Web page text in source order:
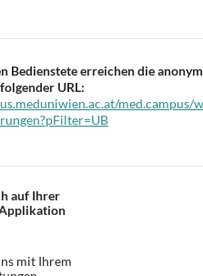
Bedienstete erreichen die
URL:
med.campus/
auf Ihrer
mit Ihrem